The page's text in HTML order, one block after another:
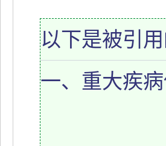
以下是被引
一、重大疾